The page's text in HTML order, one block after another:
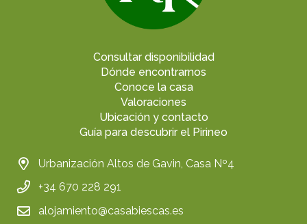
Consultar disponibilidad
Dónde encontrarnos
Conoce la casa
Valoraciones
Ubicación y contacto
Guía para descubrir el Pirineo
Urbanización Altos de Gavin, Casa Nº4
+34 670 228 291
alojamiento@casabiescas.es